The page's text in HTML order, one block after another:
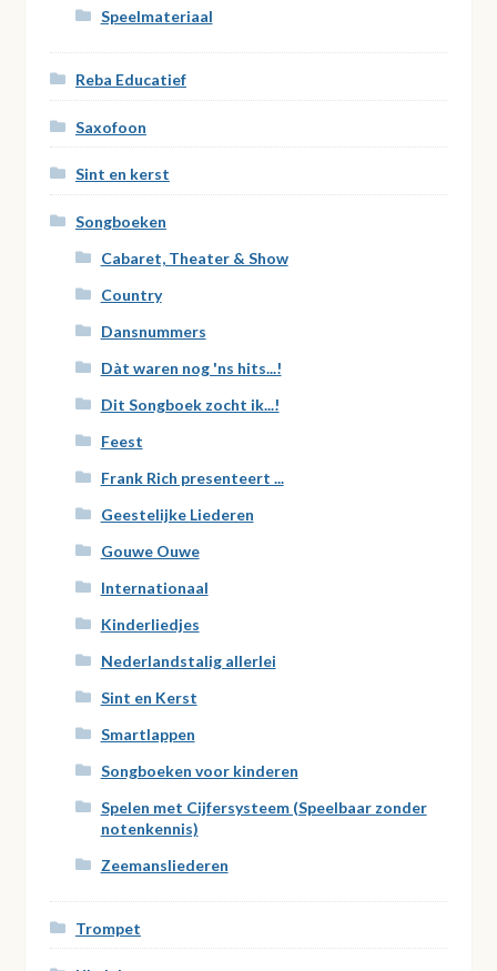
Speelmateriaal
Reba Educatief
Saxofoon
Sint en kerst
Songboeken
Cabaret, Theater & Show
Country
Dansnummers
Dàt waren nog 'ns hits...!
Dit Songboek zocht ik...!
Feest
Frank Rich presenteert ...
Geestelijke Liederen
Gouwe Ouwe
Internationaal
Kinderliedjes
Nederlandstalig allerlei
Sint en Kerst
Smartlappen
Songboeken voor kinderen
Spelen met Cijfersysteem (Speelbaar zonder
notenkennis)
Zeemansliederen
Trompet